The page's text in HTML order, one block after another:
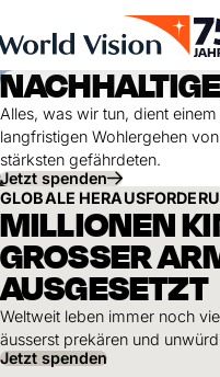
Kinderpatenschaft
Kinderpatenschaft
Gönnerschaft
Freie Spende
Geschenkspende
Patenschaft für Kinder in Not
Thematische Spende
Vision und Werte
Schwerpunkte
Partner
Einsatzgebiete
Wirkung und Erfolge
Alles, was wir tun, dient
langfristigen Wohlergehen
stärksten gefährdeten.
Jetzt spenden
GLOBALE
MILLIONEN
GROSSER
AUSGESETZT
Weltweit leben immer noch
äusserst prekären und
Jetzt spenden